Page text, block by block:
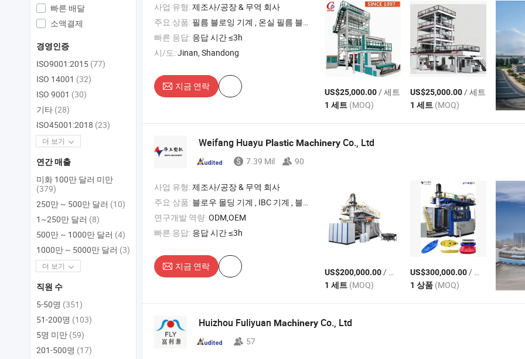
사업 유형:제조사/공장 & 무역 회사
주요 상품: 필름 블로잉 기계 , 온실 필름 블로잉 기계 , 농업 필름 블로잉 기계
빠른 응답: 응답 시간 ≤3h
시/도:Jinan, Shandong
지금 연락
US$25,000.00/ 세트
1 세트 (MOQ)
US$25,000.00/ 세트
1 세트 (MOQ)
Weifang Huayu Plastic Machinery Co., Ltd
7.39 Mil 90
사업 유형:제조사/공장 & 무역 회사
주요 상품: 블로우 몰딩 기계 , IBC 기계 , 블로우 몰딩 금형 , 크러셔 , 물탱크 기계
연구개발 역량:ODM,OEM
빠른 응답: 응답 시간 ≤3h
지금 연락
US$200,000.00/ 세트
1 세트 (MOQ)
US$300,000.00/ 상품
1 상품 (MOQ)
Huizhou Fuliyuan Machinery Co., Ltd
57
빠른 배달
소액결제
경영인증
ISO9001:2015 (77)
ISO 14001 (32)
ISO 9001 (30)
기타 (28)
ISO45001:2018 (23)
더 보기
연간 매출
미화 100만 달러 미만
(379)
250만 ~ 500만 달러 (10)
1~250만 달러 (8)
500만 ~ 1000만 달러 (4)
1000만 ~ 5000만 달러 (3)
더 보기
직원 수
5-50명 (351)
51-200명 (103)
5명 미만 (59)
201-500명 (17)